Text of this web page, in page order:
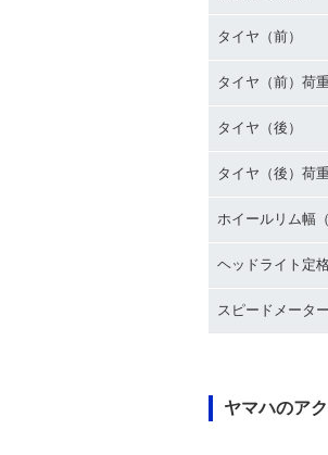
1988年 JOG
チェンジ
タイヤ（前）
タイヤ（前）荷
タイヤ（後）
タイヤ（後）荷
ホイールリム幅（
ヘッドライト定格
スピードメータ
ヤマハのア